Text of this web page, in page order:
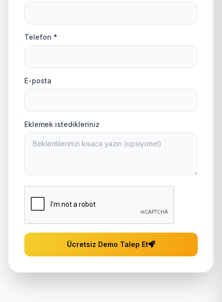
Telefon *
E-posta
Eklemek istedikleriniz
Ücretsiz Demo Talep Et